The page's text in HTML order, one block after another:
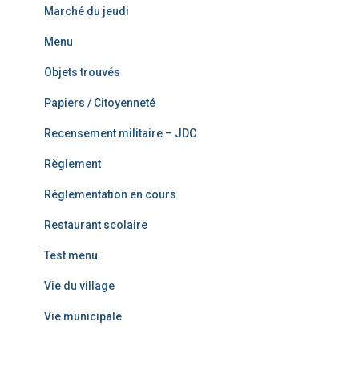
Marché du jeudi
Menu
Objets trouvés
Papiers / Citoyenneté
Recensement militaire – JDC
Règlement
Réglementation en cours
Restaurant scolaire
Test menu
Vie du village
Vie municipale